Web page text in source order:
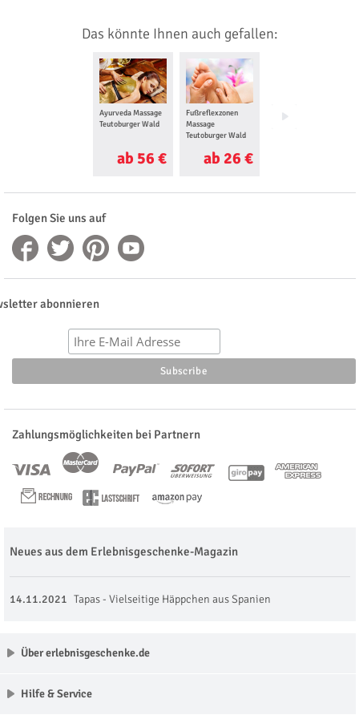
Das könnte Ihnen auch gefallen:
Ayurveda Massage
Teutoburger Wald
ab 56 €
Fußreflexzonen
Massage
Teutoburger Wald
ab 26 €
Lomi Lomi Massage
Folgen Sie uns auf
abonnieren
Zahlungsmöglichkeiten bei Partnern
Neues aus dem Erlebnisgeschenke-Magazin
14.11.2021 Tapas - Vielseitige Häppchen aus Spanien
Über erlebnisgeschenke.de
Hilfe & Service